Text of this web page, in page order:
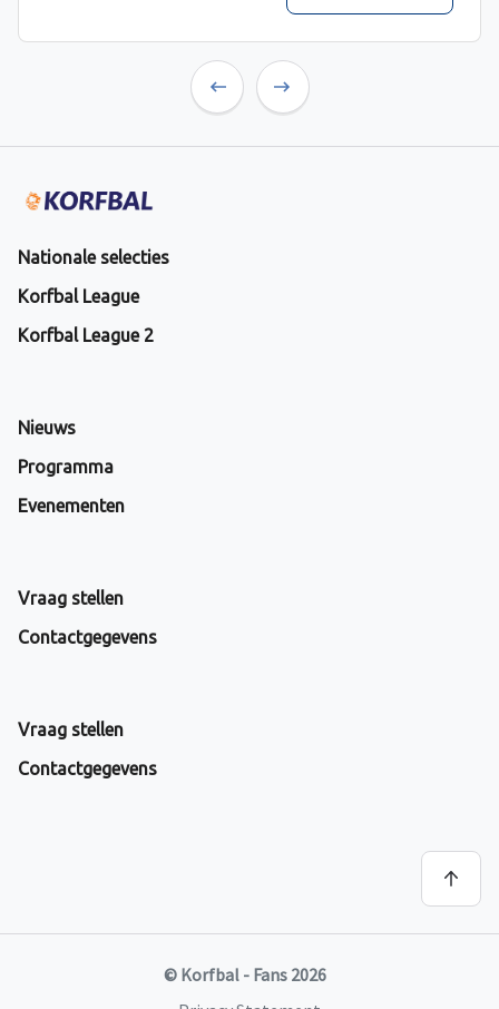
Nationale selecties
Korfbal League
Korfbal League 2
Nieuws
Programma
Evenementen
Vraag stellen
Contactgegevens
Vraag stellen
Contactgegevens
© Korfbal - Fans 2026